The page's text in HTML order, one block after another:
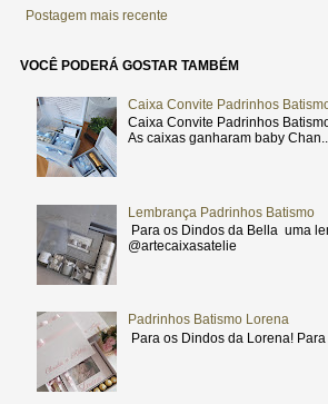
Postagem mais recente
VOCÊ PODERÁ GOSTAR TAMBÉM
Caixa Convite Padrinhos
Caixa Convite Padrinhos
As caixas ganharam baby
Lembrança Padrinhos Batismo
Para os Dindos da Bella uma
@artecaixasatelie
Padrinhos Batismo Lorena
Para os Dindos da Lorena!